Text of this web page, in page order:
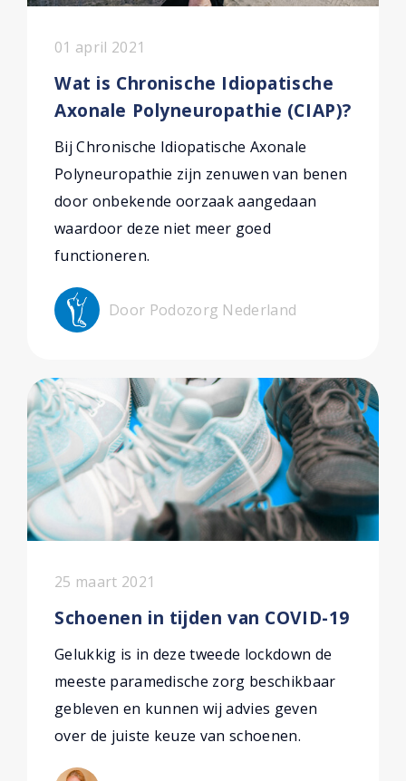
01 april 2021
Wat is Chronische Idiopatische
Axonale Polyneuropathie (CIAP)?
Bij Chronische Idiopatische Axonale
Polyneuropathie zijn zenuwen van benen
door onbekende oorzaak aangedaan
waardoor deze niet meer goed
functioneren.
Door Podozorg Nederland
25 maart 2021
Schoenen in tijden van COVID-19
Gelukkig is in deze tweede lockdown de
meeste paramedische zorg beschikbaar
gebleven en kunnen wij advies geven
over de juiste keuze van schoenen.